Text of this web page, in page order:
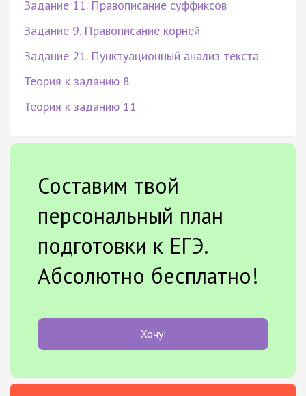
Задание 11. Правописание суффиксов
Задание 9. Правописание корней
Задание 21. Пунктуационный анализ текста
Теория к заданию 8
Теория к заданию 11
Составим твой
персональный план
подготовки к ЕГЭ.
Абсолютно бесплатно!
Хочу!